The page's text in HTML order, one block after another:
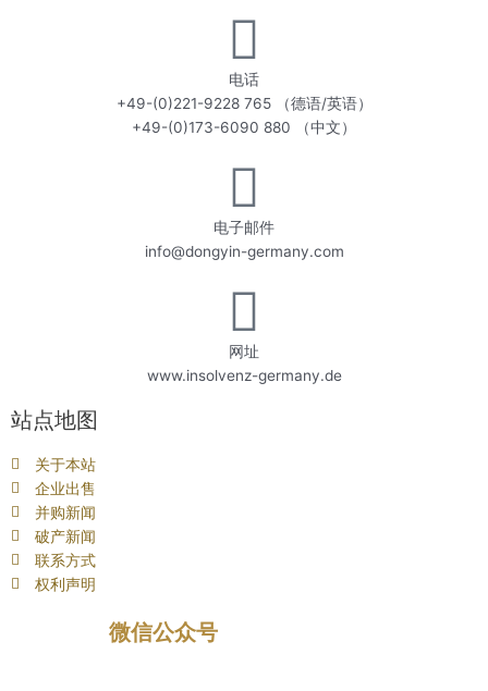
电话
+49-(0)221-9228 765 （德语/英语）
+49-(0)173-6090 880 （中文）
电子邮件
info@dongyin-germany.com
网址
www.insolvenz-germany.de
站点地图
关于本站
企业出售
并购新闻
破产新闻
联系方式
权利声明
微信公众号